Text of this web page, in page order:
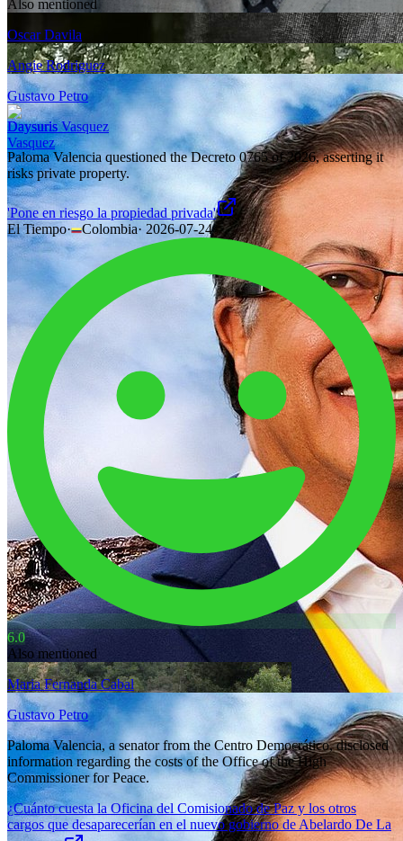
Also mentioned
Oscar Davila
Angie Rodriguez
Gustavo Petro
Daysuris Vasquez
Paloma Valencia questioned the Decreto 0765 of 2026, asserting it
risks private property.
'Pone en riesgo la propiedad privada'
El Tiempo· Colombia· 2026-07-24
6.0
Also mentioned
Maria Fernanda Cabal
Gustavo Petro
Paloma Valencia, a senator from the Centro Democrático, disclosed
information regarding the costs of the Office of the High
Commissioner for Peace.
¿Cuánto cuesta la Oficina del Comisionado de Paz y los otros
cargos que desaparecerían en el nuevo gobierno de Abelardo De La